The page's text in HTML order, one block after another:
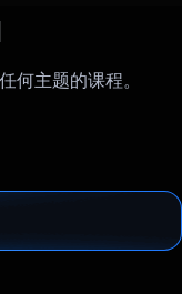
何主题的课程。